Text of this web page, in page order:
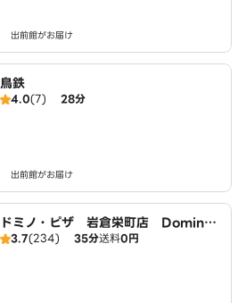
出前館がお届け
鳥鉄
4.0(7) 28分
出前館がお届け
ドミノ・ピザ 岩倉栄町店 Domin
o's3.7(234) 35分送料0円